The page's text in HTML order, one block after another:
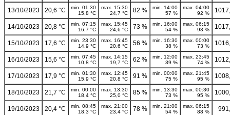
13/10/2023 20,6 °C
min. 01:30
15,8 °C
max. 15:30
24,7 °C
82 %
min. 14:00
57 %
max. 04:00
92 %
14/10/2023 20,8 °C
min. 07:15
16,7 °C
max. 15:45
24,6 °C
73 %
min. 16:00
54 %
max. 06:15
93 %
15/10/2023 17,6 °C
min. 23:30
14,9 °C
max. 16:45
20,6 °C
56 %
min. 16:30
38 %
max. 00:00
73 %
16/10/2023 15,6 °C
min. 07:45
10,8 °C
max. 14:15
19,7 °C
62 %
min. 12:00
39 %
max. 23:45
74 %
17/10/2023 17,9 °C
min. 01:30
15,9 °C
max. 12:45
20,8 °C
91 %
min. 00:00
75 %
max. 21:45
95 %
18/10/2023 21,7 °C
min. 00:00
18,4 °C
max. 13:30
25,0 °C
85 %
min. 13:30
73 %
max. 00:30
95 %
19/10/2023 20,4 °C
min. 08:45
18,3 °C
max. 21:00
23,4 °C
78 %
min. 21:00
54 %
max. 06:15
88 %